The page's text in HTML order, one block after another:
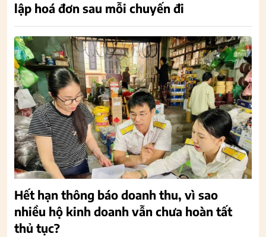
lập hoá đơn sau mỗi chuyến đi
Hết hạn thông báo doanh thu, vì sao
nhiều hộ kinh doanh vẫn chưa hoàn tất
thủ tục?